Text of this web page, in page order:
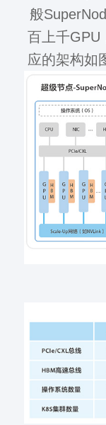
般
百上千GPU
应的架构如